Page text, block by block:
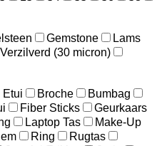
Gemstone
Lams
Verzilverd (30 micron)
Etui Broche
Bumbag
Fiber Sticks
Geurkaars
Laptop Tas
Make-Up
Ring
Rugtas